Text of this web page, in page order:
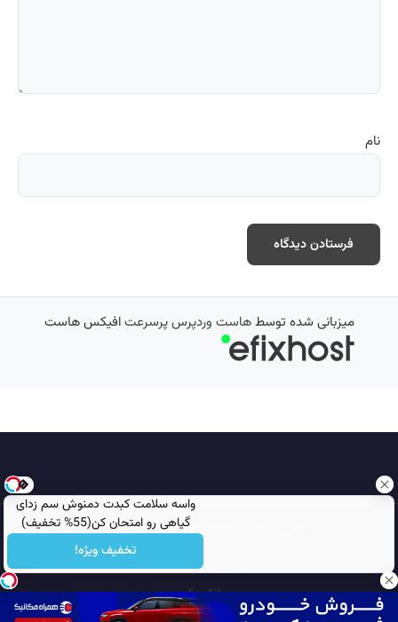
واسه سلامت کبدت دمنوش سم زدای
گیاهی رو امتحان کن(55% تخفیف)
تخفیف ویژه!
نام
میزبانی شده توسطهاست وردپرس پرسرعتافیکس هاست
تمامی حقوق محفوظ است © 2026
مجله نورگرام
انجمن نورگرام
بانک عکس
سایت هم معنی